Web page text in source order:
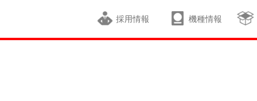
採用情報 機種情報